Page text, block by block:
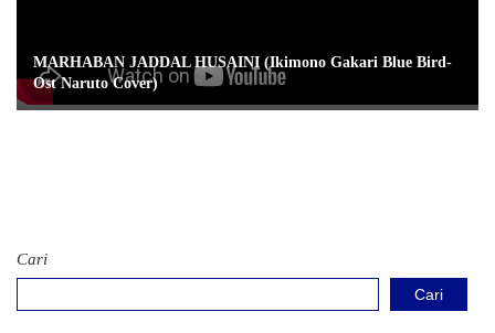
MARHABAN JADDAL HUSAINI (Ikimono Gakari Blue Bird-
Ost Naruto Cover)
Cari
Cari